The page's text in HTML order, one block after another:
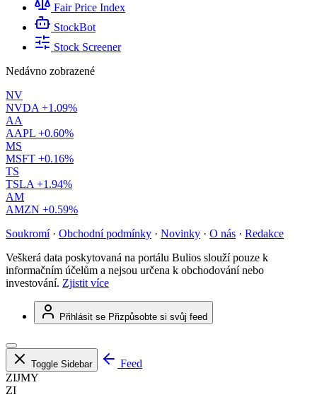
Fair Price Index
StockBot
Stock Screener
Nedávno zobrazené
NV
NVDA +1.09%
AA
AAPL +0.60%
MS
MSFT +0.16%
TS
TSLA +1.94%
AM
AMZN +0.59%
Soukromí · Obchodní podmínky · Novinky · O nás · Redakce
Veškerá data poskytovaná na portálu Bulios slouží pouze k
informačním účelům a nejsou určena k obchodování nebo
investování. Zjistit více
Přihlásit se Přizpůsobte si svůj feed
Toggle Sidebar
Feed
ZIJMY
ZI